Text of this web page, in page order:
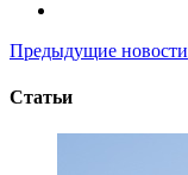
Предыдущие новости
Статьи